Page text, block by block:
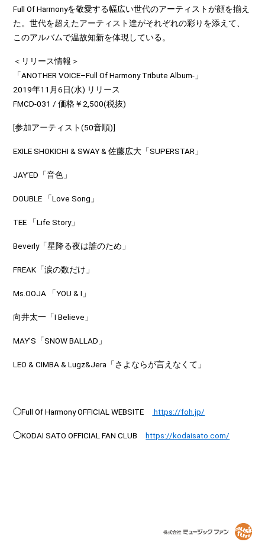
Full Of Harmonyを敬愛する幅広い世代のアーティストが顔を揃え
た。世代を超えたアーティスト達がそれぞれの彩りを添えて、
このアルバムで温故知新を体現している。
＜リリース情報＞
「ANOTHER VOICE–Full Of Harmony Tribute Album-」
2019年11月6日(水) リリース
FMCD-031 / 価格￥2,500(税抜)
[参加アーティスト(50音順)]
EXILE SHOKICHI & SWAY & 佐藤広大「SUPERSTAR」
JAY’ED「音色」
DOUBLE 「Love Song」
TEE 「Life Story」
Beverly「星降る夜は誰のため」
FREAK「涙の数だけ」
Ms.OOJA 「YOU & I」
向井太一「I Believe」
MAY’S「SNOW BALLAD」
LEO & CIMBA & Lugz&Jera「さよならが言えなくて」
◯Full Of Harmony OFFICIAL WEBSITE https://foh.jp/
◯KODAI SATO OFFICIAL FAN CLUBhttps://kodaisato.com/